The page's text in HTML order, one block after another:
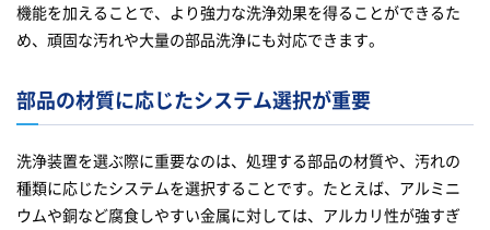
機能を加えることで、より強力な洗浄効果を得ることができるた
め、頑固な汚れや大量の部品洗浄にも対応できます。
部品の材質に応じたシステム選択が重要
洗浄装置を選ぶ際に重要なのは、処理する部品の材質や、汚れの
種類に応じたシステムを選択することです。たとえば、アルミニ
ウムや銅など腐食しやすい金属に対しては、アルカリ性が強すぎ